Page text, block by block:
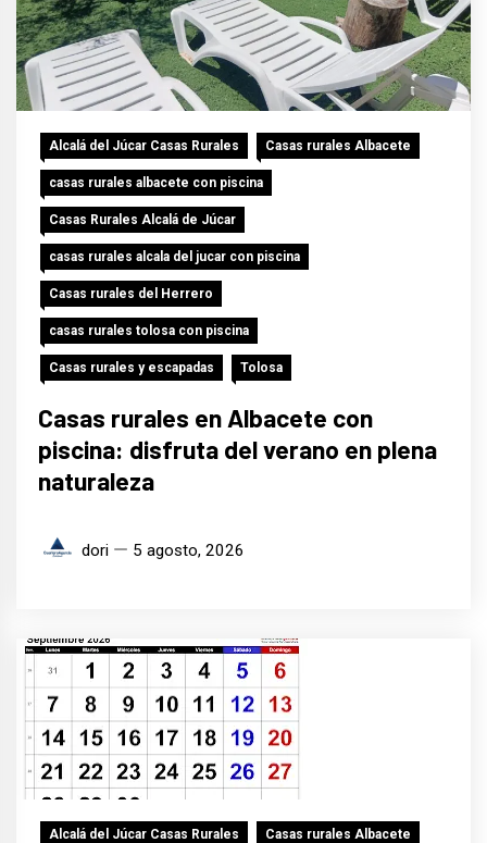
Alcalá del Júcar Casas Rurales Casas rurales Albacete
casas rurales albacete con piscina
Casas Rurales Alcalá de Júcar
casas rurales alcala del jucar con piscina
Casas rurales del Herrero
casas rurales tolosa con piscina
Casas rurales y escapadas Tolosa
Casas rurales en Albacete con
piscina: disfruta del verano en plena
naturaleza
dori 5 agosto, 2026
Alcalá del Júcar Casas Rurales Casas rurales Albacete